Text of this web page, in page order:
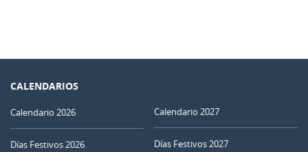
CALENDARIOS
Calendario 2026
Días Festivos 2026
Calendario 2027
Días Festivos 2027